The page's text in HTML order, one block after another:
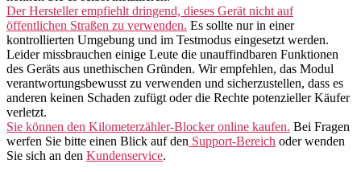
Der Hersteller empfiehlt dringend, dieses Gerät nicht auf
öffentlichen Straßen zu verwenden. Es sollte nur in einer
kontrollierten Umgebung und im Testmodus eingesetzt werden.
Leider missbrauchen einige Leute die unauffindbaren Funktionen
des Geräts aus unethischen Gründen. Wir empfehlen, das Modul
verantwortungsbewusst zu verwenden und sicherzustellen, dass es
anderen keinen Schaden zufügt oder die Rechte potenzieller Käufer
verletzt.
Sie können den Kilometerzähler-Blocker online kaufen. Bei Fragen
werfen Sie bitte einen Blick auf den Support-Bereich oder wenden
Sie sich an den Kundenservice.